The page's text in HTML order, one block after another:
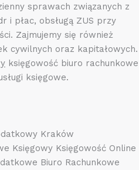
sprawach związanych z
i płac, obsługą ZUS przy
Zajmujemy się również
cywilnych oraz kapitałowych.
księgowość biuro rachunkowe
księgowe.
Księgowy Księgowość Online
Biuro Rachunkowe